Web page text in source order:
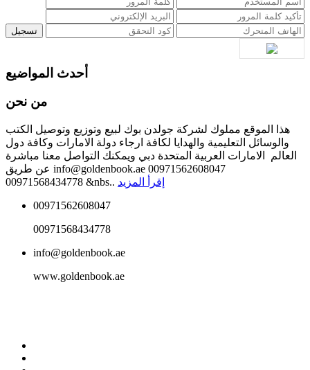
أحدث المواضيع
من نحن
هذا الموقع مملوك لشركة جولدن بوك لبيع وتوزيع وتوصيل الكتب
والوسائل التعليمية والهدايا لكافة ارجاء دولة الامارات وكافة دول
العالم الامارات العربية المتحدة دبي ويمكنك التواصل معنا مباشرة
عن طريق info@goldenbook.ae 00971562608047
00971568434778 &nbs.. إقرأ المزيد
00971562608047
00971568434778
info@goldenbook.ae
www.goldenbook.ae